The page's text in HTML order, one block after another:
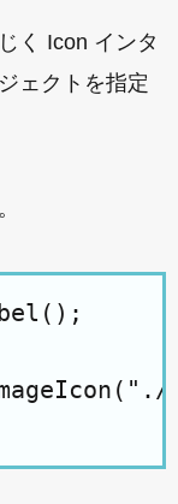
く Icon インタ
ェクトを指定